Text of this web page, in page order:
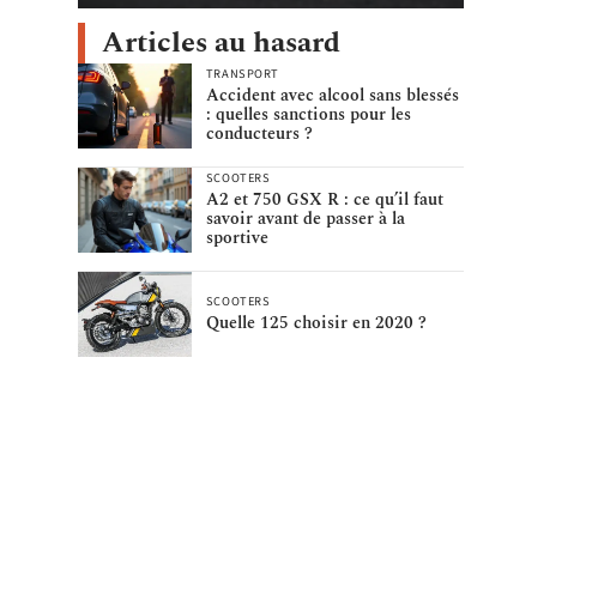
Articles au hasard
TRANSPORT
Accident avec alcool sans blessés
: quelles sanctions pour les
conducteurs ?
SCOOTERS
A2 et 750 GSX R : ce qu’il faut
savoir avant de passer à la
sportive
SCOOTERS
Quelle 125 choisir en 2020 ?